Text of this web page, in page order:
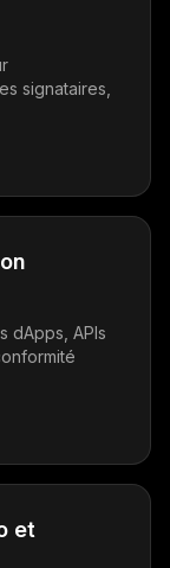
signataires,
dApps, APIs
et